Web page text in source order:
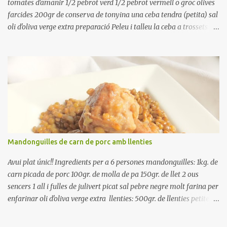
tomates d'amanir 1/2 pebrot verd 1/2 pebrot vermell o groc olives
farcides 200gr de conserva de tonyina una ceba tendra (petita) sal
oli d'oliva verge extra preparació Peleu i talleu la ceba a trossets i
Renteu les tomates i talleu-les a octaus. Talleu les olives a
rodanxes. Una hora abans de portar a la taula, poseu els cigrons,
ben escorreguts, en un bol, amb la resta d'ingredients: les tomates,
el pebrot, la ceba, (escorreguda), les olives i la tonyina esmicolada.
Amaniu amb sal i oli... bon profit!!
Mandonguilles de carn de porc amb llenties
Avui plat únic!! Ingredients per a 6 persones mandonguilles: 1kg. de
carn picada de porc 100gr. de molla de pa 150gr. de llet 2 ous
sencers 1 all i fulles de julivert picat sal pebre negre molt farina per
enfarinar oli d'oliva verge extra llenties: 500gr. de llenties petites